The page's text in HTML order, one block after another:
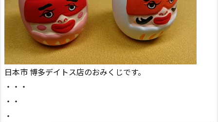
日本市 博多デイトス店のおみくじです。
・・・
・・
・